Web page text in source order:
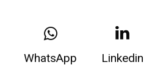
WhatsApp Linkedin